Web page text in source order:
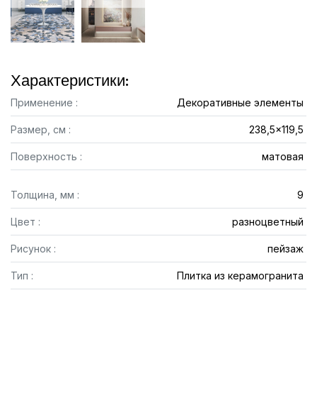
Характеристики:
Применение : Декоративные элементы
Размер, см : 238,5x119,5
Поверхность : матовая
Толщина, мм : 9
Цвет : разноцветный
Рисунок : пейзаж
Тип : Плитка из керамогранита